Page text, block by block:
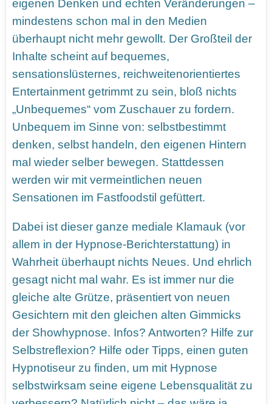
eigenen Denken und echten Veränderungen –
mindestens schon mal in den Medien
überhaupt nicht mehr gewollt. Der Großteil der
Inhalte scheint auf bequemes,
sensationslüsternes, reichweitenorientiertes
Entertainment getrimmt zu sein, bloß nichts
„Unbequemes“ vom Zuschauer zu fordern.
Unbequem im Sinne von: selbstbestimmt
denken, selbst handeln, den eigenen Hintern
mal wieder selber bewegen. Stattdessen
werden wir mit vermeintlichen neuen
Sensationen im Fastfoodstil gefüttert.
Dabei ist dieser ganze mediale Klamauk (vor
allem in der Hypnose-Berichterstattung) in
Wahrheit überhaupt nichts Neues. Und ehrlich
gesagt nicht mal wahr. Es ist immer nur die
gleiche alte Grütze, präsentiert von neuen
Gesichtern mit den gleichen alten Gimmicks
der Showhypnose. Infos? Antworten? Hilfe zur
Selbstreflexion? Hilfe oder Tipps, einen guten
Hypnotiseur zu finden, um mit Hypnose
selbstwirksam seine eigene Lebensqualität zu